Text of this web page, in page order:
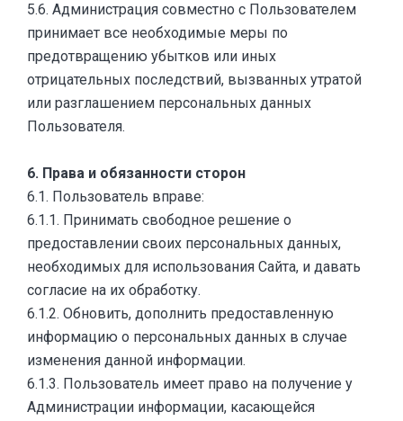
5.6. Администрация совместно с Пользователем
принимает все необходимые меры по
предотвращению убытков или иных
отрицательных последствий, вызванных утратой
или разглашением персональных данных
Пользователя.
6. Права и обязанности сторон
6.1. Пользователь вправе:
6.1.1. Принимать свободное решение о
предоставлении своих персональных данных,
необходимых для использования Сайта, и давать
согласие на их обработку.
6.1.2. Обновить, дополнить предоставленную
информацию о персональных данных в случае
изменения данной информации.
6.1.3. Пользователь имеет право на получение у
Администрации информации, касающейся